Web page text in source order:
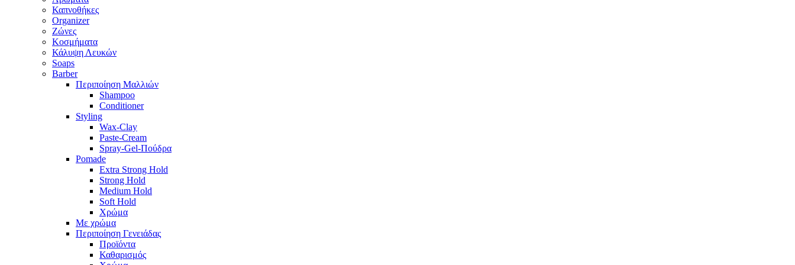
Καπνοθήκες
Organizer
Ζώνες
Κοσμήματα
Κάλυψη Λευκών
Soaps
Barber
Περιποίηση Μαλλιών
Shampoo
Conditioner
Styling
Wax-Clay
Paste-Cream
Spray-Gel-Πούδρα
Pomade
Extra Strong Hold
Strong Hold
Medium Hold
Soft Hold
Χρώμα
Με χρώμα
Περιποίηση Γενειάδας
Προϊόντα
Καθαρισμός